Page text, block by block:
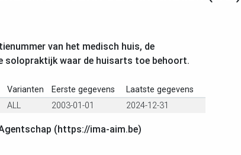
van het medisch huis, de
solopraktijk waar de huisarts toe behoort.
Varianten Eerste gegevens
Laatste gegevens
ALL 2003-01-01 2024-12-31
(https://ima-aim.be)